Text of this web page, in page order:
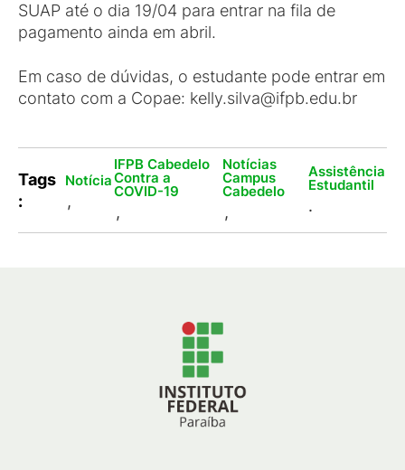
SUAP até o dia 19/04 para entrar na fila de
pagamento ainda em abril.
Em caso de dúvidas, o estudante pode entrar em
contato com a Copae: kelly.silva@ifpb.edu.br
Tags
:
Notícia
,
IFPB Cabedelo
Contra a
COVID-19
,
Notícias
Campus
Cabedelo
,
Assistência
Estudantil
.